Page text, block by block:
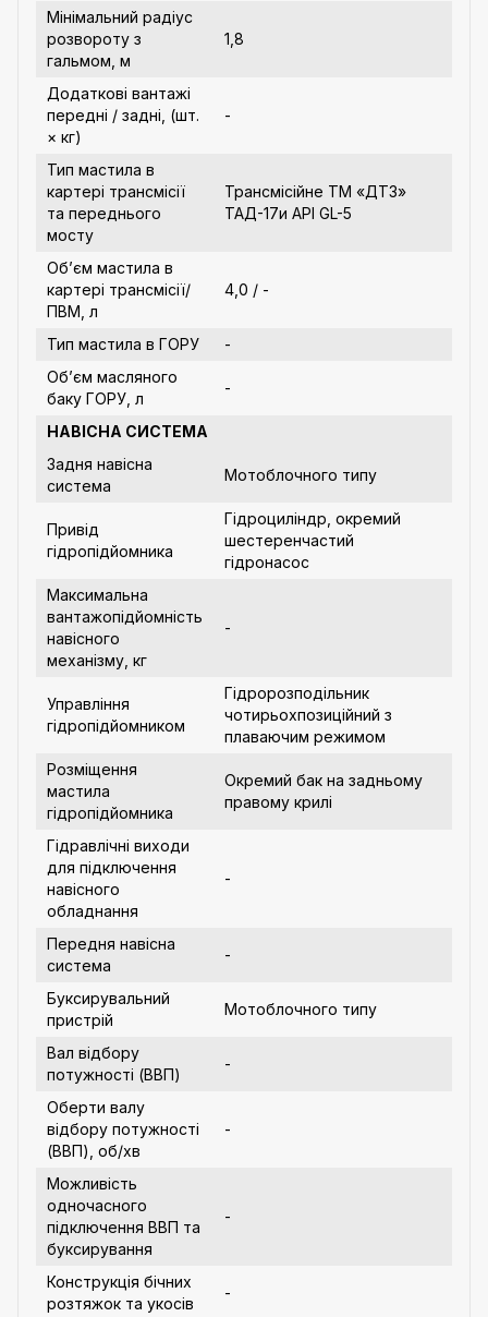
Мінімальний радіус
розвороту з
гальмом, м
1,8
Додаткові вантажі
передні / задні, (шт.
× кг)
-
Тип мастила в
картері трансмісії
та переднього
мосту
Трансмісійне ТМ «ДТЗ»
ТАД-17и API GL-5
Об’єм мастила в
картері трансмісії/
ПВМ, л
4,0 / -
Тип мастила в ГОРУ
-
Об’єм масляного
баку ГОРУ, л
-
НАВІСНА СИСТЕМА
Задня навісна
система
Мотоблочного типу
Привід
гідропідйомника
Гідроциліндр, окремий
шестеренчастий
гідронасос
Максимальна
вантажопідйомність
навісного
механізму, кг
-
Управління
гідропідйомником
Гідророзподільник
чотирьохпозиційний з
плаваючим режимом
Розміщення
мастила
гідропідйомника
Окремий бак на задньому
правому крилі
Гідравлічні виходи
для підключення
навісного
обладнання
-
Передня навісна
система
-
Буксирувальний
пристрій
Мотоблочного типу
Вал відбору
потужності (ВВП)
-
Оберти валу
відбору потужності
(ВВП), об/хв
-
Можливість
одночасного
підключення ВВП та
буксирування
-
Конструкція бічних
розтяжок та укосів
-